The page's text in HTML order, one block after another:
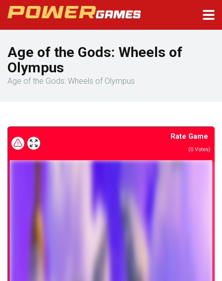
Age of the Gods: Wheels of
Olympus
Age of the Gods: Wheels of Olympus
Rate Game
(0 Votes)